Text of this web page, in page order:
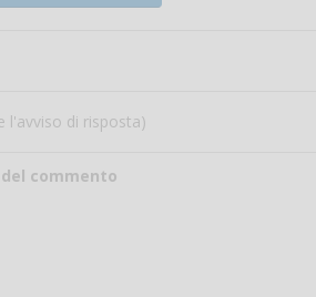
l'avviso di risposta)
commento